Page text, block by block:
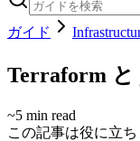
ガイド
Terraform と
~5 min read
この記事は役に立ち